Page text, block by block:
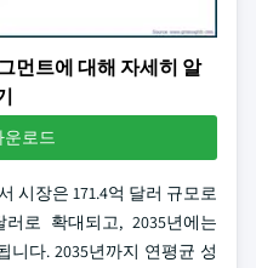
먼트에 대해 자세히 알
운로드
시장은 171.4억 달러 규모로
로 확대되고, 2035년에는
니다. 2035년까지 연평균 성